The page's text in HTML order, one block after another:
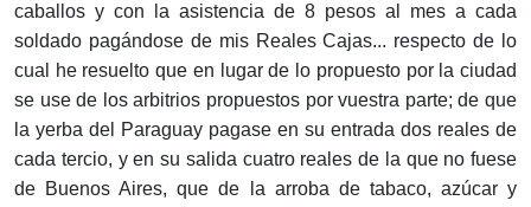
caballos y con la asistencia de 8 pesos al mes a cada
soldado pagándose de mis Reales Cajas... respecto de lo
cual he resuelto que en lugar de lo propuesto por la ciudad
se use de los arbitrios propuestos por vuestra parte; de que
la yerba del Paraguay pagase en su entrada dos reales de
cada tercio, y en su salida cuatro reales de la que no fuese
de Buenos Aires, que de la arroba de tabaco, azúcar y